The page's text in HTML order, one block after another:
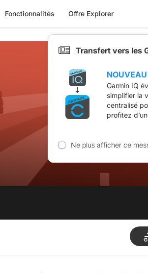
Fonctionnalités Offre Explorer
Transfert vers les
Garmin IQ
simplifier la
centralisé
profitez
Ne plus afficher ce